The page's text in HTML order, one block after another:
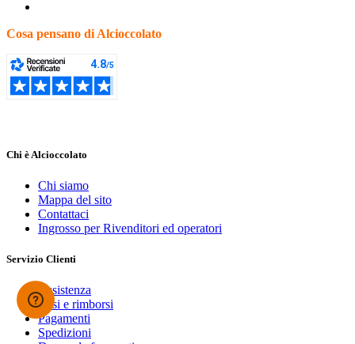
Cosa pensano di Alcioccolato
Chi è Alcioccolato
Chi siamo
Mappa del sito
Contattaci
Ingrosso per Rivenditori ed operatori
Servizio Clienti
Assistenza
Resi e rimborsi
Pagamenti
Spedizioni